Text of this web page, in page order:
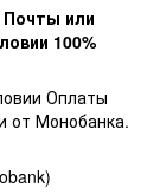
Почты или
100%
Оплаты
от Монобанка.